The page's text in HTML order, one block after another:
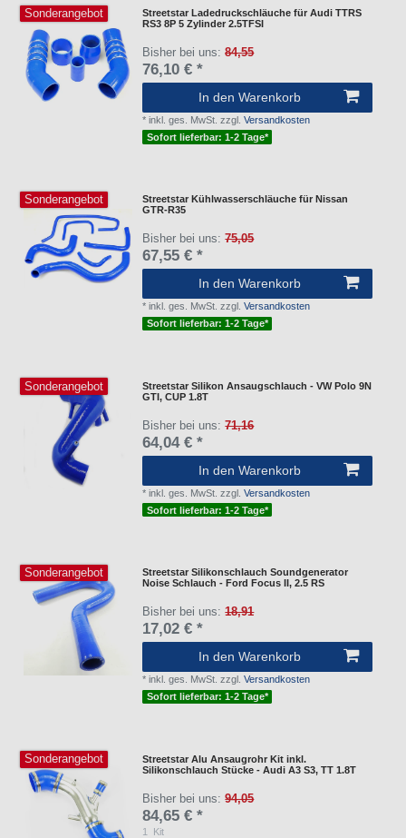
Sonderangebot
Streetstar Ladedruckschläuche für Audi TTRS
RS3 8P 5 Zylinder 2.5TFSI
Bisher bei uns:84,55
76,10 € *
In den Warenkorb
*inkl. ges. MwSt. zzgl.Versandkosten
Sofort lieferbar: 1-2 Tage*
Sonderangebot
Streetstar Kühlwasserschläuche für Nissan
GTR-R35
Bisher bei uns:75,05
67,55 € *
In den Warenkorb
*inkl. ges. MwSt. zzgl.Versandkosten
Sofort lieferbar: 1-2 Tage*
Sonderangebot
Streetstar Silikon Ansaugschlauch - VW Polo 9N
GTI, CUP 1.8T
Bisher bei uns:71,16
64,04 € *
In den Warenkorb
*inkl. ges. MwSt. zzgl.Versandkosten
Sofort lieferbar: 1-2 Tage*
Sonderangebot
Streetstar Silikonschlauch Soundgenerator
Noise Schlauch - Ford Focus II, 2.5 RS
Bisher bei uns:18,91
17,02 € *
In den Warenkorb
*inkl. ges. MwSt. zzgl.Versandkosten
Sofort lieferbar: 1-2 Tage*
Sonderangebot
Streetstar Alu Ansaugrohr Kit inkl.
Silikonschlauch Stücke - Audi A3 S3, TT 1.8T
Bisher bei uns:94,05
84,65 € *
1 Kit